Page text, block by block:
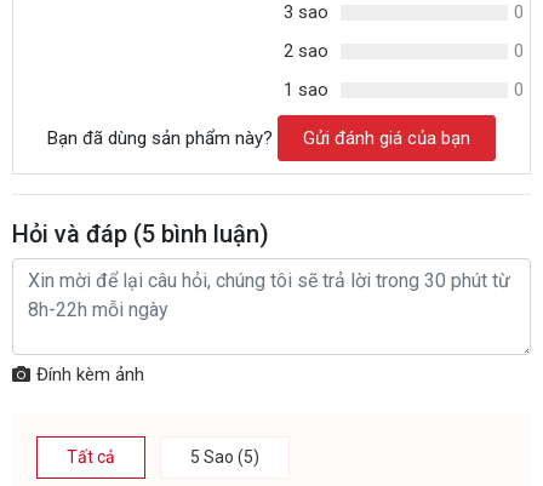
3 sao
0
2 sao
0
1 sao
0
Bạn đã dùng sản phẩm này? Gửi đánh giá của bạn
Hỏi và đáp (5 bình luận)
Đính kèm ảnh
Tất cả 5 Sao (5)